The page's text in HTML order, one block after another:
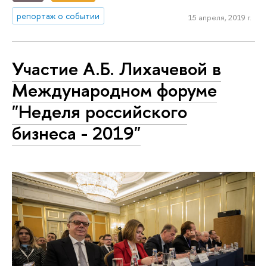
репортаж о событии
15 апреля, 2019 г.
Участие А.Б. Лихачевой в
Международном форуме
"Неделя российского
бизнеса - 2019"